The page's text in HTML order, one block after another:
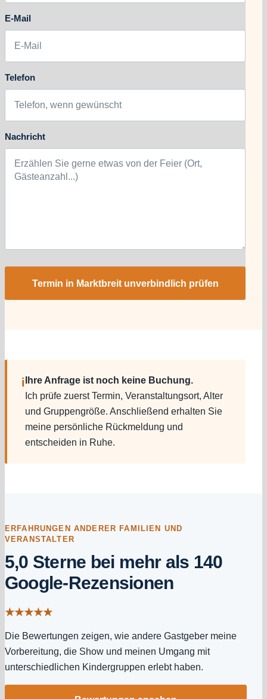
E-Mail
Telefon
Nachricht
Termin in Marktbreit unverbindlich prüfen
i Ihre Anfrage ist noch keine Buchung.
Ich prüfe zuerst Termin, Veranstaltungsort, Alter
und Gruppengröße. Anschließend erhalten Sie
meine persönliche Rückmeldung und
entscheiden in Ruhe.
ERFAHRUNGEN ANDERER FAMILIEN UND
VERANSTALTER
5,0 Sterne bei mehr als 140
Google-Rezensionen
★★★★★
Die Bewertungen zeigen, wie andere Gastgeber meine
Vorbereitung, die Show und meinen Umgang mit
unterschiedlichen Kindergruppen erlebt haben.